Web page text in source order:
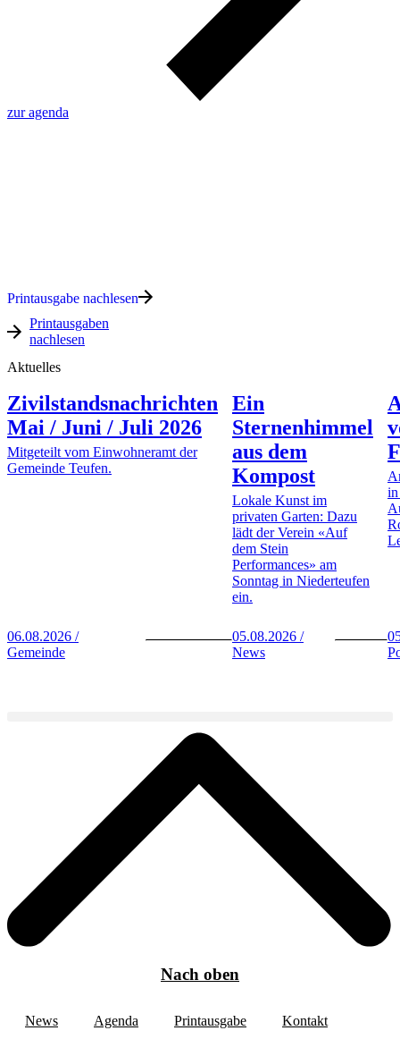
zur agenda
Printausgabe nachlesen
Printausgaben
nachlesen
Aktuelles
Zivilstandsnachrichten
Mai / Juni / Juli 2026
Mitgeteilt vom Einwohneramt der
Gemeinde Teufen.
06.08.2026 /
Gemeinde
Ein
Sternenhimmel
aus dem
Kompost
Lokale Kunst im
privaten Garten: Dazu
lädt der Verein «Auf
dem Stein
Performances» am
Sonntag in Niederteufen
ein.
05.08.2026 /
News
in
Nach oben
News Agenda Printausgabe Kontakt